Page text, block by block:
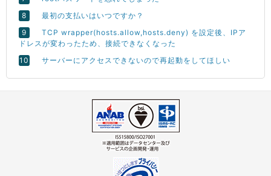
最初の支払いはいつですか？
TCP wrapper(hosts.allow,hosts.deny) を設定後、IPア
ドレスが変わったため、接続できなくなった
サーバーにアクセスできないので再起動をしてほしい